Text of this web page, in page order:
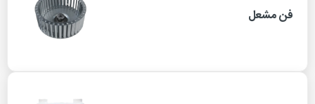
فن مشعل